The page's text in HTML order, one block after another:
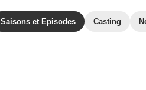
Saisons et Episodes Casting